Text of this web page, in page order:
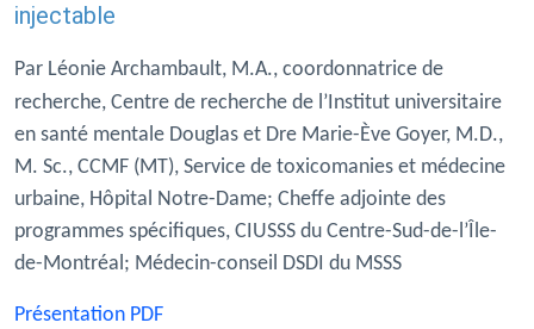
injectable
Par Léonie Archambault, M.A., coordonnatrice de
recherche, Centre de recherche de l’Institut universitaire
en santé mentale Douglas et Dre Marie-Ève Goyer, M.D.,
M. Sc., CCMF (MT), Service de toxicomanies et médecine
urbaine, Hôpital Notre-Dame; Cheffe adjointe des
programmes spécifiques, CIUSSS du Centre-Sud-de-l’Île-
de-Montréal; Médecin-conseil DSDI du MSSS
Présentation PDF